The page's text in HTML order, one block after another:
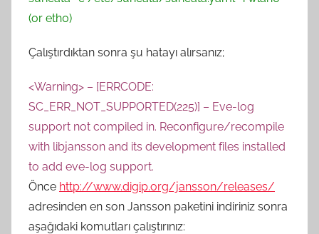
(or eth0)
Çalıştırdıktan sonra şu hatayı alırsanız;
<Warning> – [ERRCODE:
SC_ERR_NOT_SUPPORTED(225)] – Eve-log
support not compiled in. Reconfigure/recompile
with libjansson and its development files installed
to add eve-log support.
Önce http://www.digip.org/jansson/releases/
adresinden en son Jansson paketini indiriniz sonra
aşağıdaki komutları çalıştırınız: